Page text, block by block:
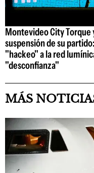
Montevideo City Torque
suspensión de su
"hackeo" a la red
"desconfianza"
MÁS